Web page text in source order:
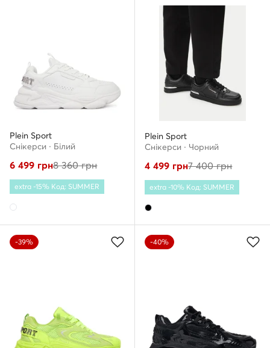
Plein Sport
Снікерcи · Білий
6 499 грн8 360грн
extra -15% Код: SUMMER
Plein Sport
Снікерcи · Чорний
4 499 грн7 400грн
extra -10% Код: SUMMER
-39% -40%